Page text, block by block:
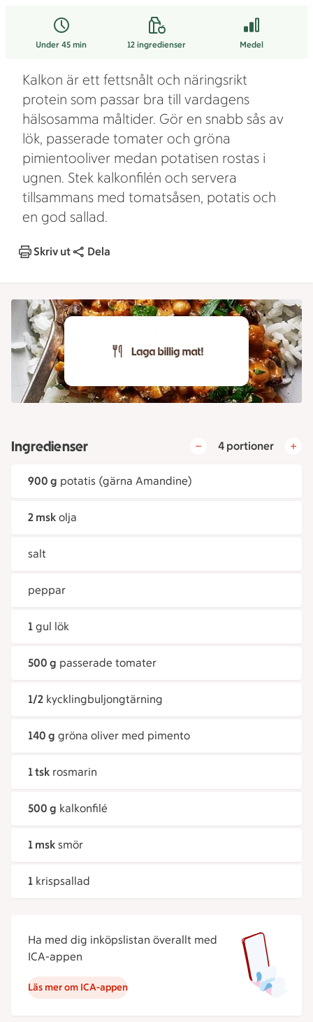
Under 45 min 12 ingredienser Medel
Kalkon är ett fettsnålt och näringsrikt
protein som passar bra till vardagens
hälsosamma måltider. Gör en snabb sås av
lök, passerade tomater och gröna
pimientooliver medan potatisen rostas i
ugnen. Stek kalkonfilén och servera
tillsammans med tomatsåsen, potatis och
en god sallad.
Skriv ut Dela
Ingredienser 4 portioner
900 g potatis (gärna Amandine)
2 msk olja
salt
peppar
1 gul lök
500 g passerade tomater
1/2 kycklingbuljongtärning
140 g gröna oliver med pimento
1 tsk rosmarin
500 g kalkonfilé
1 msk smör
1 krispsallad
Ha med dig inköpslistan överallt med
ICA-appen
Läs mer om ICA-appen